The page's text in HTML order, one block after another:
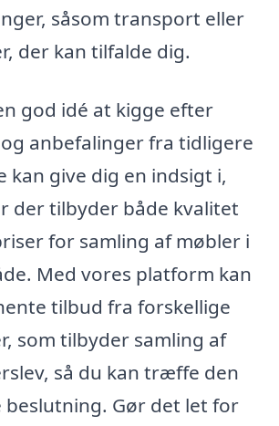
såsom transport eller
der kan tilfalde dig.
god idé at kigge efter
anbefalinger fra tidligere
kan give dig en indsigt i,
der tilbyder både kvalitet
for samling af møbler i
Med vores platform kan
tilbud fra forskellige
som tilbyder samling af
så du kan træffe den
beslutning. Gør det let for